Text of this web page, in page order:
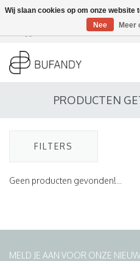
DE / EN
PRODUCTEN
FILTERS
Geen producten gevonden!...
MELD JE AAN VOOR ONZE
Wij slaan cookies op om onze website
Nee
Meer